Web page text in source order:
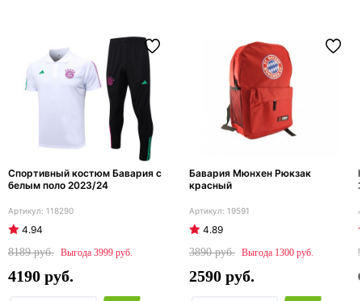
Спортивный костюм Бавария с
белым поло 2023/24
118290
4.94
8189
3999
4190
Бавария Мюнхен Рюкзак
красный
19591
4.89
3890
1300
2590